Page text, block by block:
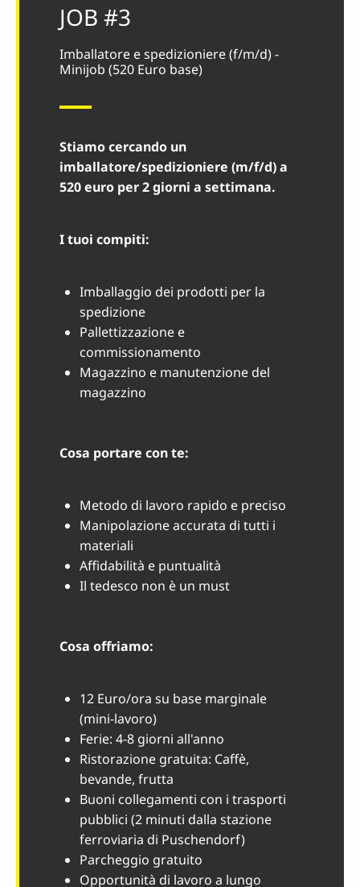
JOB #3
Imballatore e spedizioniere (f/m/d) -
Minijob (520 Euro base)
Stiamo cercando un
imballatore/spedizioniere (m/f/d) a
520 euro per 2 giorni a settimana.
I tuoi compiti:
Imballaggio dei prodotti per la
spedizione
Pallettizzazione e
commissionamento
Magazzino e manutenzione del
magazzino
Cosa portare con te:
Metodo di lavoro rapido e preciso
Manipolazione accurata di tutti i
materiali
Affidabilità e puntualità
Il tedesco non è un must
Cosa offriamo:
12 Euro/ora su base marginale
(mini-lavoro)
Ferie: 4-8 giorni all'anno
Ristorazione gratuita: Caffè,
bevande, frutta
Buoni collegamenti con i trasporti
pubblici (2 minuti dalla stazione
ferroviaria di Puschendorf)
Parcheggio gratuito
Opportunità di lavoro a lungo